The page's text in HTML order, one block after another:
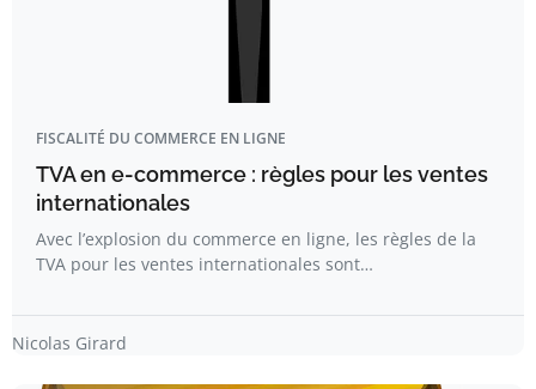
FISCALITÉ DU COMMERCE EN LIGNE
TVA en e-commerce : règles pour les ventes
internationales
Avec l’explosion du commerce en ligne, les règles de la
TVA pour les ventes internationales sont…
Nicolas Girard